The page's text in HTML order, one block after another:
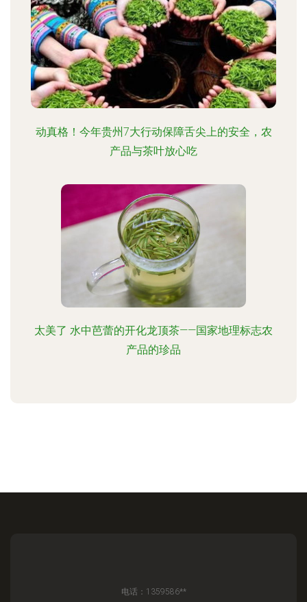
动真格！今年贵州7大行动保障舌尖上的安全，农
产品与茶叶放心吃
太美了 水中芭蕾的开化龙顶茶——国家地理标志农
产品的珍品
电话：1359586**